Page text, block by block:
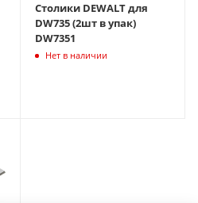
Столики DEWALT для
DW735 (2шт в упак)
DW7351
Нет в наличии